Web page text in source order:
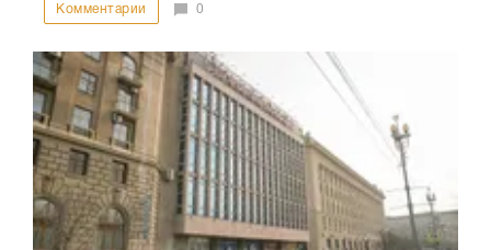
Комментарии 0